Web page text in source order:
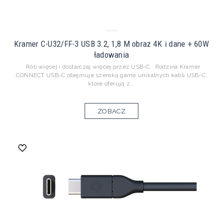
Kramer C-U32/FF-3 USB 3.2, 1,8 M obraz 4K i dane + 60W
ładowania
Rób więcej i dostarczaj więcej przez USB-C Rodzina Kramer
CONNECT USB-C obejmuje szeroką gamę unikalnych kabli USB-C,
które oferują z...
ZOBACZ